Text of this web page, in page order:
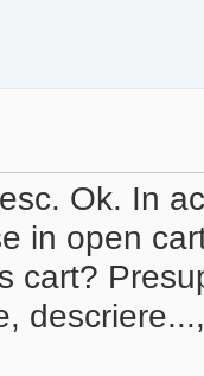
Ok. In
in open
cart?